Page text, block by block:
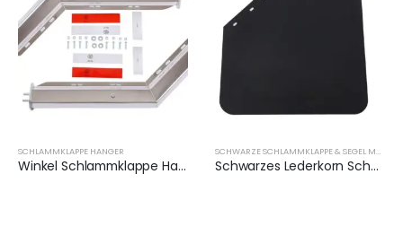
SCHLAMMKLAPPE HANGER
Winkel Schlammklappe Hanger Halter | XKJ-MFH-01-SS-1/2
SCHWARZE SCHLAMMKLAPPE & SEGEL MUDFLAP HALTER
Schwarzes Lederkorn Schwarzes Rillenkorn Dicke 3mm-7mm